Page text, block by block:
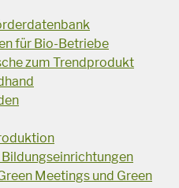
für Bio-Betriebe
zum Trendprodukt
Meetings und Green